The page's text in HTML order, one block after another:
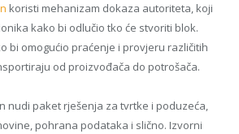
koristi mehanizam dokaza autoriteta, koji
kako bi odlučio tko će stvoriti blok.
bi omogućio praćenje i provjeru različitih
od proizvođača do potrošača.
nudi paket rješenja za tvrtke i poduzeća,
pohrana podataka i slično. Izvorni